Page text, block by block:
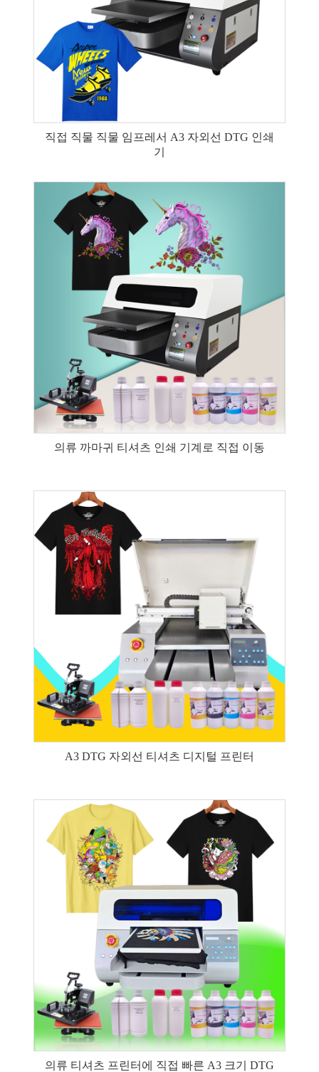
직접 직물 직물 임프레서 A3 자외선 DTG 인쇄
기
의류 까마귀 티셔츠 인쇄 기계로 직접 이동
A3 DTG 자외선 티셔츠 디지털 프린터
의류 티셔츠 프린터에 직접 빠른 A3 크기 DTG